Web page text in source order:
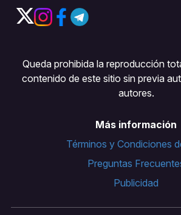
Queda prohibida la reproducción
contenido de este sitio sin previa
autores.
Más información
Términos y Condiciones
Preguntas
Publicidad